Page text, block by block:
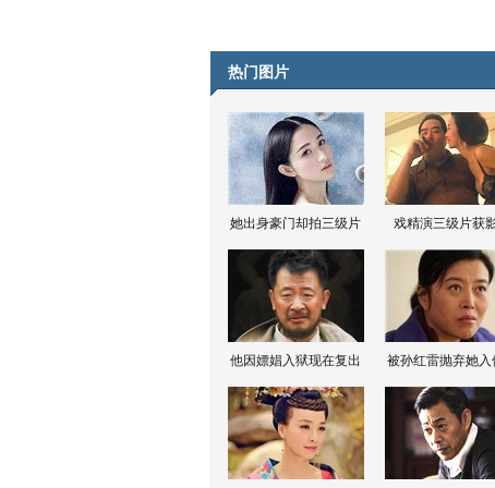
热门图片
她出身豪门却拍三级片 戏精演三级片获
他因嫖娼入狱现在复出 被孙红雷抛弃她入